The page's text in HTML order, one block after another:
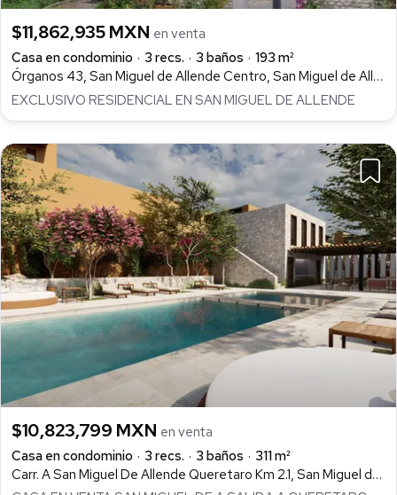
$11,862,935 MXN en venta
Casa en condominio
3 recs. 3 baños
193 m²
Órganos 43, San Miguel de Allende Centro, San Miguel de Allende
EXCLUSIVO RESIDENCIAL EN SAN MIGUEL DE ALLENDE
$10,823,799 MXN en venta
Casa en condominio
3 recs. 3 baños
311 m²
Carr. A San Miguel De Allende Queretaro Km 2.1, San Miguel de Allende Centro, San Miguel de Allende